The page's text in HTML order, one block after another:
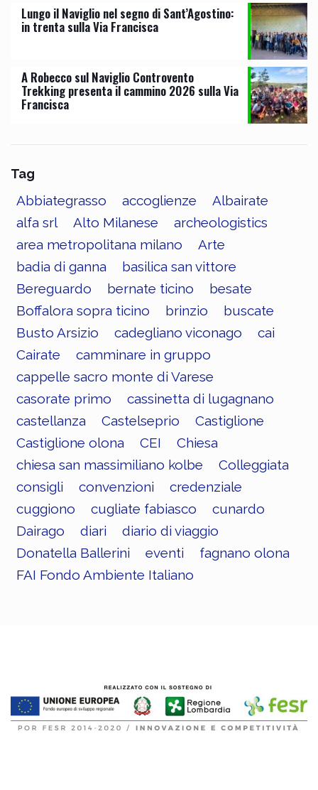
Lungo il Naviglio nel segno di Sant’Agostino:
in trenta sulla Via Francisca
A Robecco sul Naviglio Controvento
Trekking presenta il cammino 2026 sulla Via
Francisca
Tag
Abbiategrasso accoglienze
Albairate
alfa srl
Alto Milanese
archeologistics
area metropolitana milano
Arte
badia di ganna
basilica san vittore
Bereguardo
bernate ticino
besate
Boffalora sopra ticino
brinzio
buscate
Busto Arsizio
cadegliano viconago
cai
Cairate
camminare in gruppo
cappelle sacro monte di Varese
casorate primo
cassinetta di lugagnano
castellanza
Castelseprio
Castiglione
Castiglione olona
CEI
Chiesa
chiesa san massimiliano kolbe
Colleggiata
consigli
convenzioni
credenziale
cuggiono
cugliate fabiasco
cunardo
Dairago
diari
diario di viaggio
Donatella Ballerini
eventi
fagnano olona
FAI Fondo Ambiente Italiano